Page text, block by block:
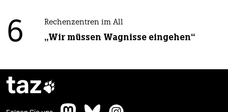
6 Rechenzentren im All
„Wir müssen Wagnisse eingehen“
taz